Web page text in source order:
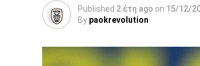
Published 2 έτη ago on 15/12/
By paokrevolution